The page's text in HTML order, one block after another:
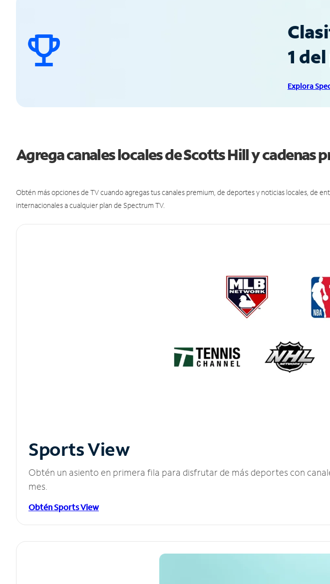
1
Explora
Agrega canales locales de Scotts Hill y cadenas
Obtén más opciones de TV cuando agregas tus canales premium, de deportes y noticias locales, de
internacionales a cualquier plan de Spectrum TV.
Sports View
Obtén un asiento en primera fila para disfrutar de más deportes con
mes.
Obtén Sports View